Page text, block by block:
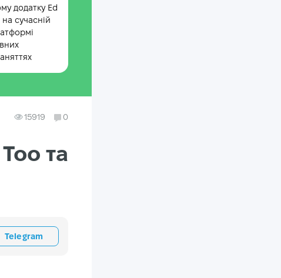
додатку Ed
сучасній
15919 0
та
Telegram